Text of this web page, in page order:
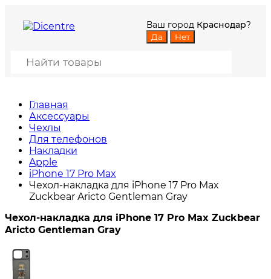
Ваш город Краснодар?
Главная
Аксессуары
Чехлы
Для телефонов
Накладки
Apple
iPhone 17 Pro Max
Чехол-накладка для iPhone 17 Pro Max
Zuckbear Aricto Gentleman Gray
Чехол-накладка для iPhone 17 Pro Max Zuckbear
Aricto Gentleman Gray